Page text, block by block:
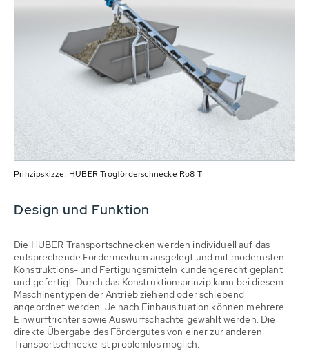
Prinzipskizze: HUBER Trogförderschnecke Ro8 T
Design und Funktion
Die HUBER Transportschnecken werden individuell auf das
entsprechende Fördermedium ausgelegt und mit modernsten
Konstruktions- und Fertigungsmitteln kundengerecht geplant
und gefertigt. Durch das Konstruktionsprinzip kann bei diesem
Maschinentypen der Antrieb ziehend oder schiebend
angeordnet werden. Je nach Einbausituation können mehrere
Einwurftrichter sowie Auswurfschächte gewählt werden. Die
direkte Übergabe des Fördergutes von einer zur anderen
Transportschnecke ist problemlos möglich.